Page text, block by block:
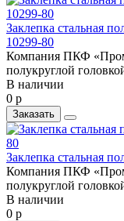
Заклепка стальная
10299-80
Компания ПКФ
полукруглой
В наличии
0 р
Заказать
Заклепка стальная
Компания ПКФ
полукруглой
В наличии
0 р